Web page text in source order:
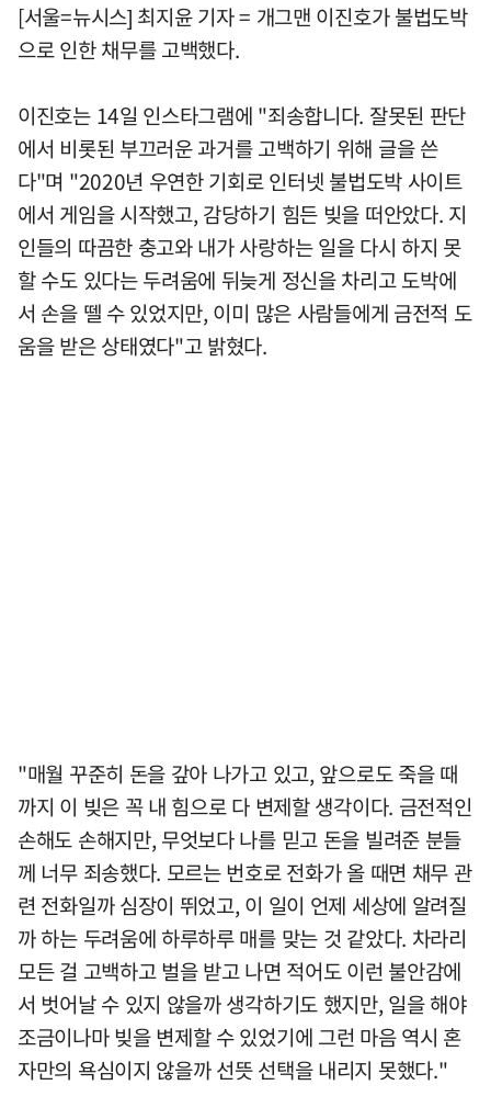
[서울=뉴시스] 최지윤 기자 = 개그맨 이진호가 불법도박
으로 인한 채무를 고백했다.
이진호는 14일 인스타그램에 "죄송합니다. 잘못된 판단
에서 비롯된 부끄러운 과거를 고백하기 위해 글을 쓴
다"며 "2020년 우연한 기회로 인터넷 불법도박 사이트
에서 게임을 시작했고, 감당하기 힘든 빚을 떠안았다. 지
인들의 따끔한 충고와 내가 사랑하는 일을 다시 하지 못
할 수도 있다는 두려움에 뒤늦게 정신을 차리고 도박에
서 손을 뗄 수 있었지만, 이미 많은 사람들에게 금전적 도
움을 받은 상태였다"고 밝혔다.
"매월 꾸준히 돈을 갚아 나가고 있고, 앞으로도 죽을 때
까지 이 빚은 꼭 내 힘으로 다 변제할 생각이다. 금전적인
손해도 손해지만, 무엇보다 나를 믿고 돈을 빌려준 분들
께 너무 죄송했다. 모르는 번호로 전화가 올 때면 채무 관
련 전화일까 심장이 뛰었고, 이 일이 언제 세상에 알려질
까 하는 두려움에 하루하루 매를 맞는 것 같았다. 차라리
모든 걸 고백하고 벌을 받고 나면 적어도 이런 불안감에
서 벗어날 수 있지 않을까 생각하기도 했지만, 일을 해야
조금이나마 빚을 변제할 수 있었기에 그런 마음 역시 혼
자만의 욕심이지 않을까 선뜻 선택을 내리지 못했다."